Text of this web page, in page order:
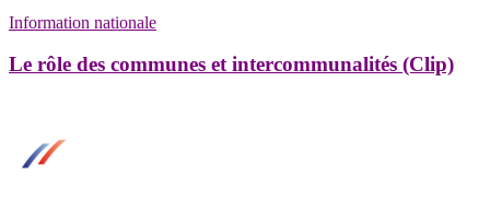
Information nationale
Le rôle des communes et intercommunalités (Clip)